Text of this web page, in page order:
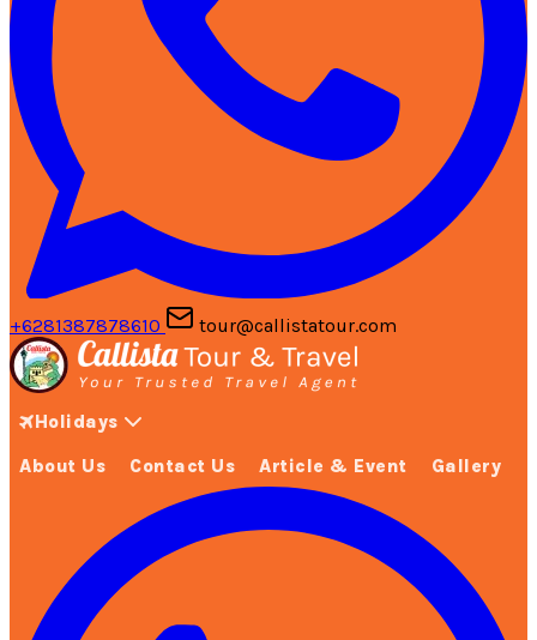
+6281387878610 tour@callistatour.com
Holidays
About Us Contact Us Article & Event Gallery